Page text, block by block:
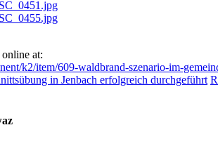
at:
k2/item/609-waldbrand-szenario-im-
in Jenbach erfolgreich durchgeführt